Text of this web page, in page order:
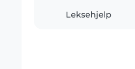
Leksehjelp